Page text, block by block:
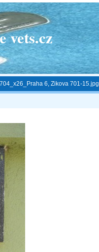
vets.cz
6, Zikova 701-15.jpg